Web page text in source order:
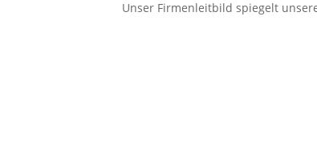
Unser Firmenleitbild spiegelt